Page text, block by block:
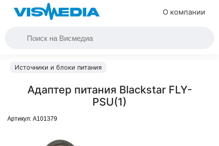
О компании
Источники и блоки питания
Адаптер питания Blackstar FLY-
PSU(1)
Артикул: A101379